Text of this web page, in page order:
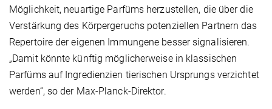
Möglichkeit, neuartige Parfüms herzustellen, die über die
Verstärkung des Körpergeruchs potenziellen Partnern das
Repertoire der eigenen Immungene besser signalisieren.
„Damit könnte künftig möglicherweise in klassischen
Parfüms auf Ingredienzien tierischen Ursprungs verzichtet
werden“, so der Max-Planck-Direktor.